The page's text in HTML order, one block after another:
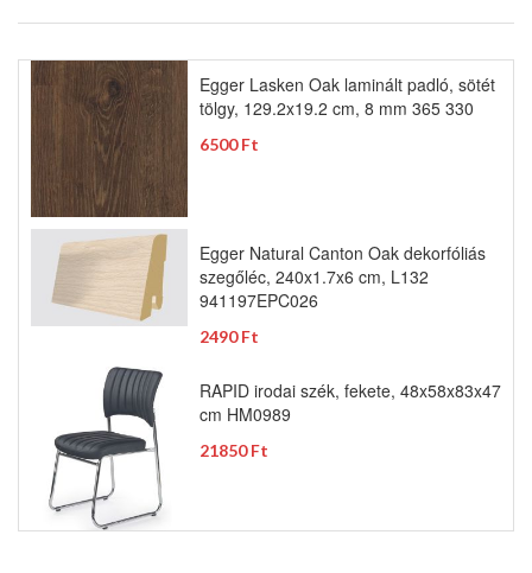
Egger Lasken Oak laminált padló, sötét
tölgy, 129.2x19.2 cm, 8 mm 365 330
6500 Ft
Egger Natural Canton Oak dekorfóliás
szegőléc, 240x1.7x6 cm, L132
941197EPC026
2490 Ft
RAPID irodai szék, fekete, 48x58x83x47
cm HM0989
21850 Ft